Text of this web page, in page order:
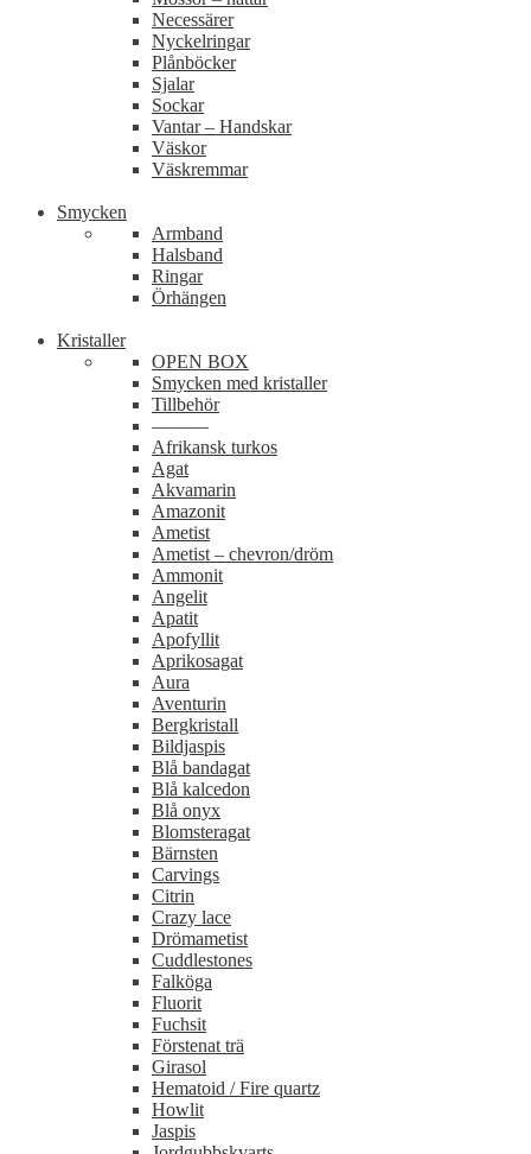
Necessärer
Nyckelringar
Plånböcker
Sjalar
Sockar
Vantar – Handskar
Väskor
Väskremmar
Smycken
Armband
Halsband
Ringar
Örhängen
Kristaller
OPEN BOX
Smycken med kristaller
Tillbehör
———
Afrikansk turkos
Agat
Akvamarin
Amazonit
Ametist
Ametist – chevron/dröm
Ammonit
Angelit
Apatit
Apofyllit
Aprikosagat
Aura
Aventurin
Bergkristall
Bildjaspis
Blå bandagat
Blå kalcedon
Blå onyx
Blomsteragat
Bärnsten
Carvings
Citrin
Crazy lace
Drömametist
Cuddlestones
Falköga
Fluorit
Fuchsit
Förstenat trä
Girasol
Hematoid / Fire quartz
Howlit
Jaspis